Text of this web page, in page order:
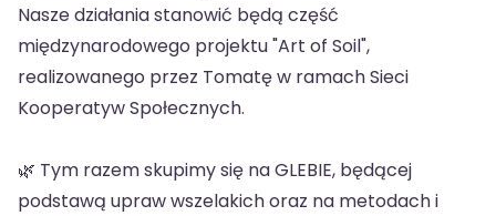
Nasze działania stanowić będą część
międzynarodowego projektu "Art of Soil",
realizowanego przez Tomatę w ramach Sieci
Kooperatyw Społecznych.
🌿 Tym razem skupimy się na GLEBIE, będącej
podstawą upraw wszelakich oraz na metodach i